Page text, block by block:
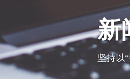
新
坚持以